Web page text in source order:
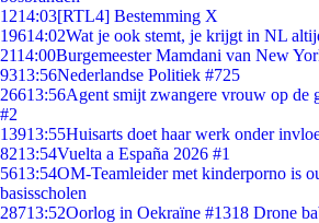
1214:03[RTL4] Bestemming X
19614:02Wat je ook stemt, je krijgt in NL
2114:00Burgemeester Mamdani van New
9313:56Nederlandse Politiek #725
26613:56Agent smijt zwangere vrouw op de
#2
13913:55Huisarts doet haar werk onder
8213:54Vuelta a España 2026 #1
5613:54OM-Teamleider met kinderporno is
basisscholen
28713:52Oorlog in Oekraïne #1318 Drone